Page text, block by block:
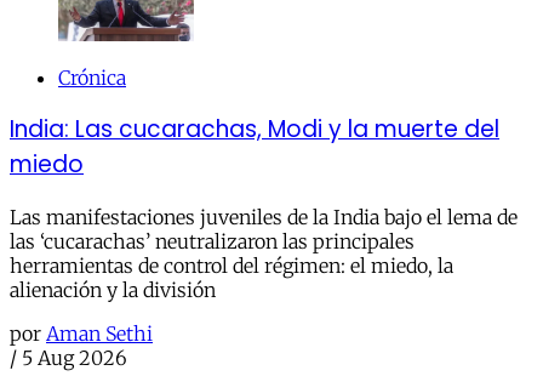
Crónica
India: Las cucarachas, Modi y la muerte del
miedo
Las manifestaciones juveniles de la India bajo el lema de
las ‘cucarachas’ neutralizaron las principales
herramientas de control del régimen: el miedo, la
alienación y la división
por Aman Sethi
/ 5 Aug 2026